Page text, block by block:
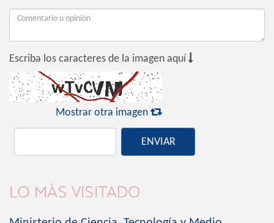
Escriba los caracteres de la imagen aquí 
Mostrar otra imagen 
ENVIAR
LO MÁS VISITADO